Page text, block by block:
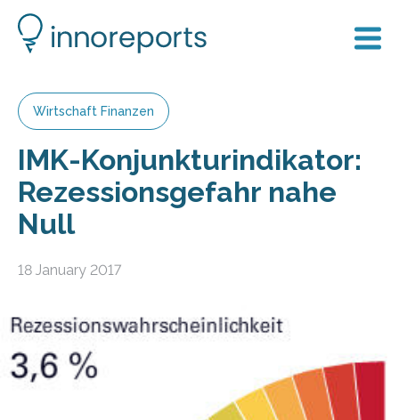
Wirtschaft Finanzen
IMK-Konjunkturindikator:
Rezessionsgefahr nahe
Null
18 January 2017